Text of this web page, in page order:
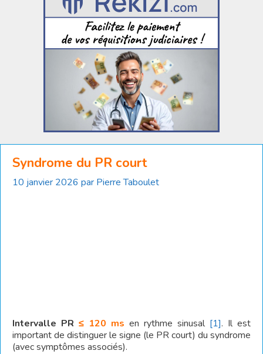
Syndrome du PR court
10 janvier 2026 par Pierre Taboulet
Intervalle PR ≤ 120 ms en rythme sinusal [1]. Il est
important de distinguer le signe (le PR court) du syndrome
(avec symptômes associés).